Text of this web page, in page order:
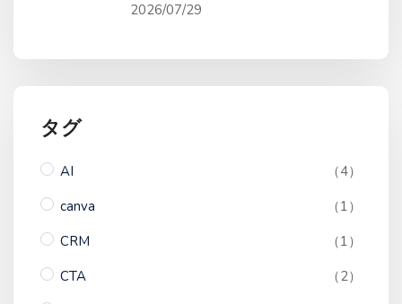
2026/07/29
タグ
AI
（4）
canva
（1）
CRM
（1）
CTA
（2）